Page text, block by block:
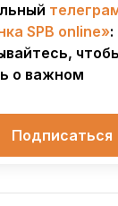
SPB online»:
о важном
Подписаться